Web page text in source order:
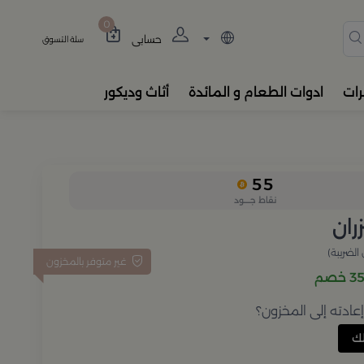
المباخر، والفواحات
حسابي
0
سلة التسوق
ادوات الطعام و المائدة أثاث وديكور
55
نقاط جــــود
غير متوفر بالمخزون
خصم
إلى المخزون؟